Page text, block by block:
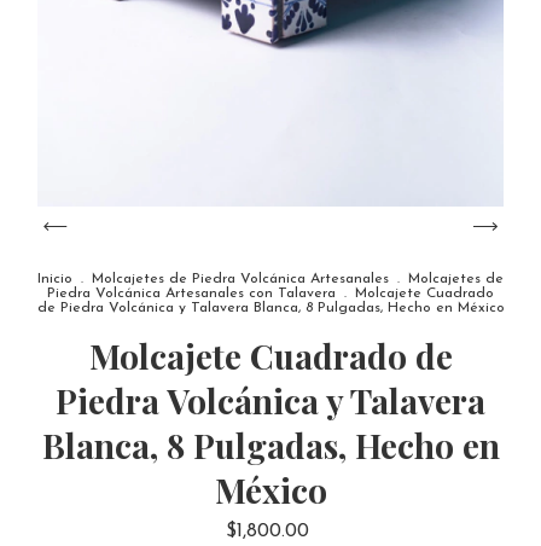
Inicio . Molcajetes de Piedra Volcánica Artesanales .
Molcajetes de
Piedra Volcánica Artesanales con Talavera
.
Molcajete Cuadrado
de Piedra Volcánica y Talavera Blanca, 8 Pulgadas, Hecho en México
Molcajete Cuadrado de
Piedra Volcánica y Talavera
Blanca, 8 Pulgadas, Hecho en
México
$1,800.00